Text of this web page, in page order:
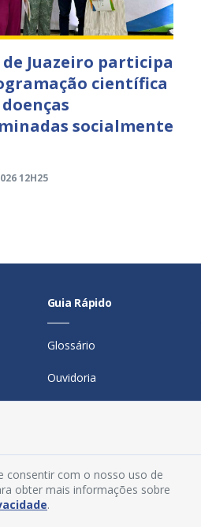
de Juazeiro participa
científica
socialmente
12H25
Guia Rápido
Glossário
Ouvidoria
Manual de Navegação
Política de Privacidade
consentir com o nosso uso de
obter mais informações sobre
.